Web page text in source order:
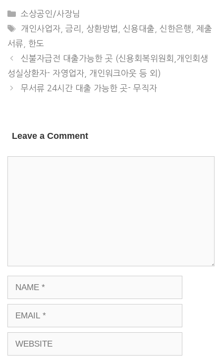
CATEGORIES
소상공인/사장님
TAGS
개인사업자 ,금리 상환방법 ,신용대출 ,신한은행 ,제출
서류
한도
신불자급전 대출가능한 곳 (신용회복위원회,개인회생
성실상환자- 자영업자, 개인워크아웃 등 외)
무서류 24시간 대출 가능한 곳- 무직자
Leave a Comment
NAME
EMAIL
WEBSITE